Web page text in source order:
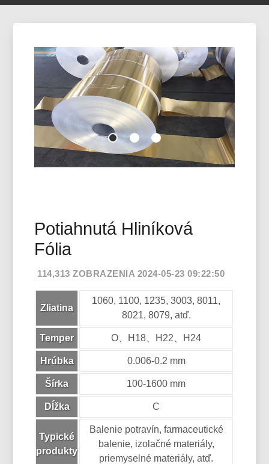
Potiahnutá Hliníková
Fólia
114,313 ZOBRAZENIA 2024-05-23 09:22:50
Zliatina
1060, 1100, 1235, 3003, 8011,
8021, 8079, atď.
Temper O、H18、H22、H24
Hrúbka 0.006-0.2 mm
Šírka 100-1600 mm
Dĺžka C
Typické
produkty
Balenie potravín, farmaceutické
balenie, izolačné materiály,
priemyselné materiály, atď.